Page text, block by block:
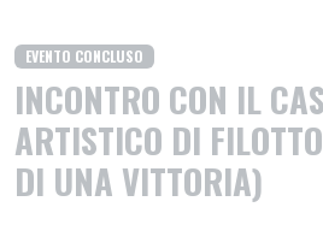
EVENTO CONCLUSO
INCONTRO CON IL
ARTISTICO DI
DI UNA VITTORIA)